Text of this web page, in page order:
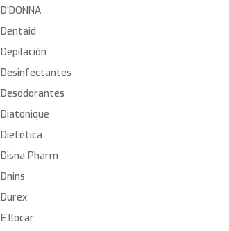
D’DONNA
Dentaid
Depilación
Desinfectantes
Desodorantes
Diatonique
Dietética
Disna Pharm
Dnins
Durex
E.llocar